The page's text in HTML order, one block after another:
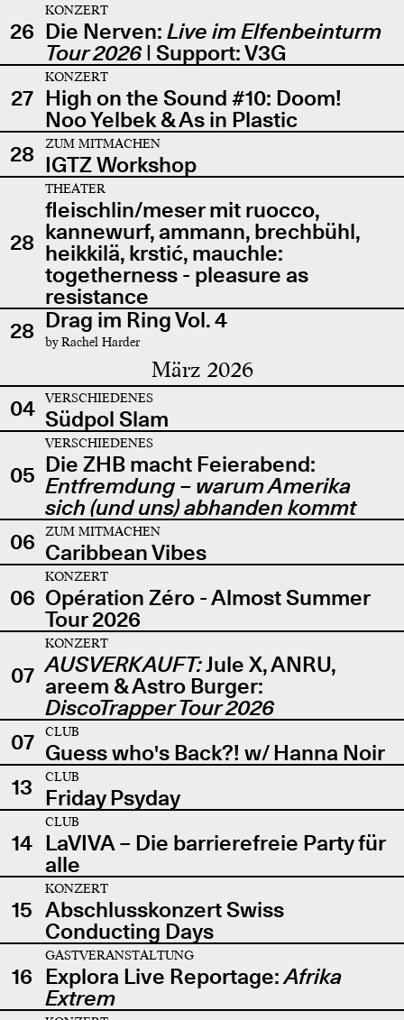
26
KONZERT
Die Nerven: Live im Elfenbeinturm
Tour 2026| Support: V3G
27
KONZERT
High on the Sound #10: Doom!
Noo Yelbek & As in Plastic
28
ZUM MITMACHEN
IGTZ Workshop
28
THEATER
fleischlin/meser mit ruocco,
kannewurf, ammann, brechbühl,
heikkilä, krstić, mauchle:
togetherness - pleasure as
resistance
28 Drag im Ring Vol. 4
by Rachel Harder
März 2026
04 VERSCHIEDENES
Südpol Slam
05
VERSCHIEDENES
Die ZHB macht Feierabend:
Entfremdung – warum Amerika
sich (und uns) abhanden kommt
06
ZUM MITMACHEN
Caribbean Vibes
06
KONZERT
Opération Zéro - Almost Summer
Tour 2026
07
KONZERT
AUSVERKAUFT:Jule X, ANRU,
areem & Astro Burger:
DiscoTrapper Tour 2026
07
CLUB
Guess who's Back?! w/ Hanna Noir
13
CLUB
Friday Psyday
14
CLUB
LaVIVA – Die barrierefreie Party für
alle
15
KONZERT
Abschlusskonzert Swiss
Conducting Days
16
GASTVERANSTALTUNG
Explora Live Reportage:Afrika
Extrem